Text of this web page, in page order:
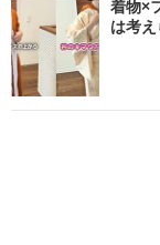
着物×
は考